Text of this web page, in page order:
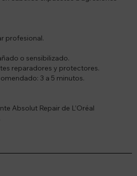
profesional.
o sensibilizado.
reparadores y protectores.
3 a 5 minutos.
Absolut Repair de L’Oréal